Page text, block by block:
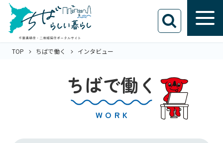
TOP ちばで働く インタビュー
ちばで働く
WORK